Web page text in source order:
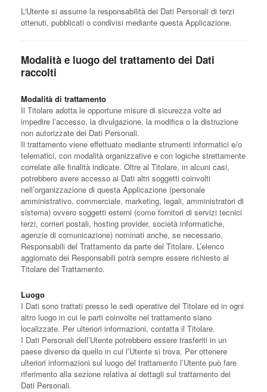
L'Utente si assume la responsabilità dei Dati Personali di terzi
ottenuti, pubblicati o condivisi mediante questa Applicazione.
Modalità e luogo del trattamento dei Dati
raccolti
Modalità di trattamento
Il Titolare adotta le opportune misure di sicurezza volte ad
impedire l’accesso, la divulgazione, la modifica o la distruzione
non autorizzate dei Dati Personali.
Il trattamento viene effettuato mediante strumenti informatici e/o
telematici, con modalità organizzative e con logiche strettamente
correlate alle finalità indicate. Oltre al Titolare, in alcuni casi,
potrebbero avere accesso ai Dati altri soggetti coinvolti
nell’organizzazione di questa Applicazione (personale
amministrativo, commerciale, marketing, legali, amministratori di
sistema) ovvero soggetti esterni (come fornitori di servizi tecnici
terzi, corrieri postali, hosting provider, società informatiche,
agenzie di comunicazione) nominati anche, se necessario,
Responsabili del Trattamento da parte del Titolare. L’elenco
aggiornato dei Responsabili potrà sempre essere richiesto al
Titolare del Trattamento.
Luogo
I Dati sono trattati presso le sedi operative del Titolare ed in ogni
altro luogo in cui le parti coinvolte nel trattamento siano
localizzate. Per ulteriori informazioni, contatta il Titolare.
I Dati Personali dell’Utente potrebbero essere trasferiti in un
paese diverso da quello in cui l’Utente si trova. Per ottenere
ulteriori informazioni sul luogo del trattamento l’Utente può fare
riferimento alla sezione relativa ai dettagli sul trattamento dei
Dati Personali.